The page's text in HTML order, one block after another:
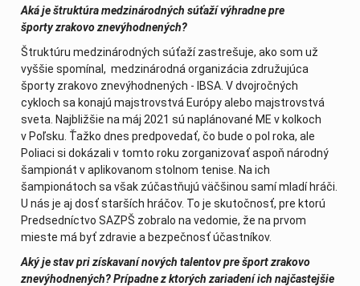
Aká je štruktúra medzinárodných súťaží výhradne pre
športy zrakovo znevýhodnených?
Štruktúru medzinárodných súťaží zastrešuje, ako som už
vyššie spomínal, medzinárodná organizácia združujúca
športy zrakovo znevýhodnených - IBSA. V dvojročných
cykloch sa konajú majstrovstvá Európy alebo majstrovstvá
sveta. Najbližšie na máj 2021 sú naplánované ME v kolkoch
v Poľsku. Ťažko dnes predpovedať, čo bude o pol roka, ale
Poliaci si dokázali v tomto roku zorganizovať aspoň národný
šampionát v aplikovanom stolnom tenise. Na ich
šampionátoch sa však zúčastňujú väčšinou samí mladí hráči.
U nás je aj dosť starších hráčov. To je skutočnosť, pre ktorú
Predsedníctvo SAZPŠ zobralo na vedomie, že na prvom
mieste má byť zdravie a bezpečnosť účastníkov.
Aký je stav pri získavaní nových talentov pre šport zrakovo
znevýhodnených? Prípadne z ktorých zariadení ich najčastejšie